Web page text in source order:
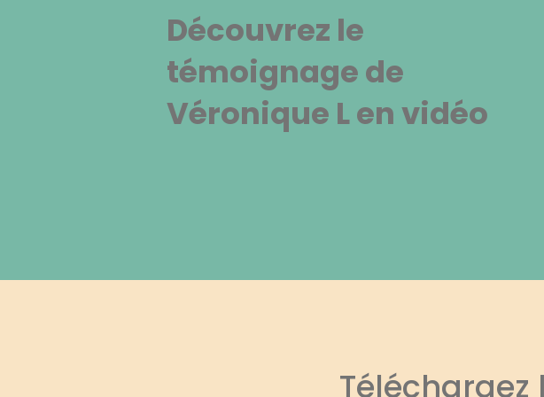
Découvrez le
témoignage de
Véronique L en vidéo